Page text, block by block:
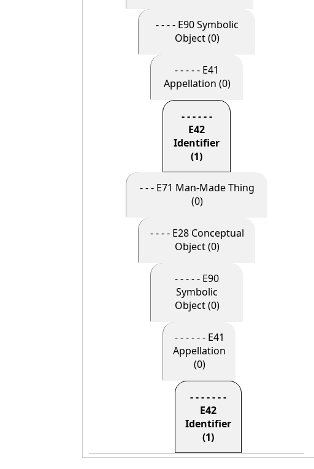
- - - - E90 Symbolic
Object (0)
- - - - - E41
Appellation (0)
- - - - - -
E42
Identifier
(1)
- - - E71 Man-Made Thing
(0)
- - - - E28 Conceptual
Object (0)
- - - - - E90
Symbolic
Object (0)
- - - - - - E41
Appellation
(0)
- - - - - - -
E42
Identifier
(1)